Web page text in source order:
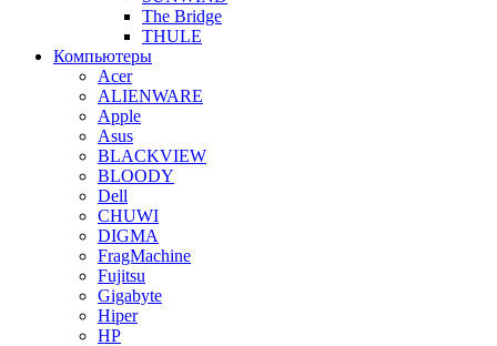
The Bridge
THULE
Компьютеры
Acer
ALIENWARE
Apple
Asus
BLACKVIEW
BLOODY
Dell
CHUWI
DIGMA
FragMachine
Fujitsu
Gigabyte
Hiper
HP